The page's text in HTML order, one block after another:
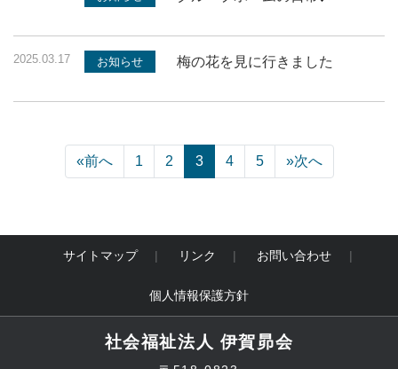
2025.03.17 お知らせ 梅の花を見に行きました
«前へ 1 2 3 4 5 »次へ
サイトマップ リンク お問い合わせ
個人情報保護方針
社会福祉法人 伊賀昴会